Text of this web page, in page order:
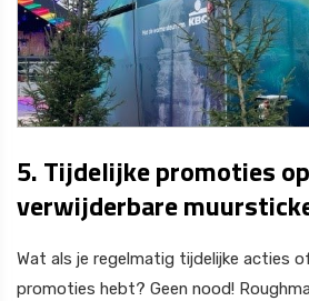
5. Tijdelijke promoties
verwijderbare
Wat als je regelmatig tijdelijke acties
promoties hebt? Geen nood!